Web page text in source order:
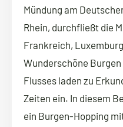
Mündung am
Rhein, durchfließt die
Frankreich,
Wunderschöne
Flusses laden zu
Zeiten ein. In diesem
ein Burgen-Hopping